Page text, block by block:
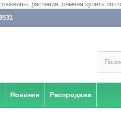
Новинки Распродажа